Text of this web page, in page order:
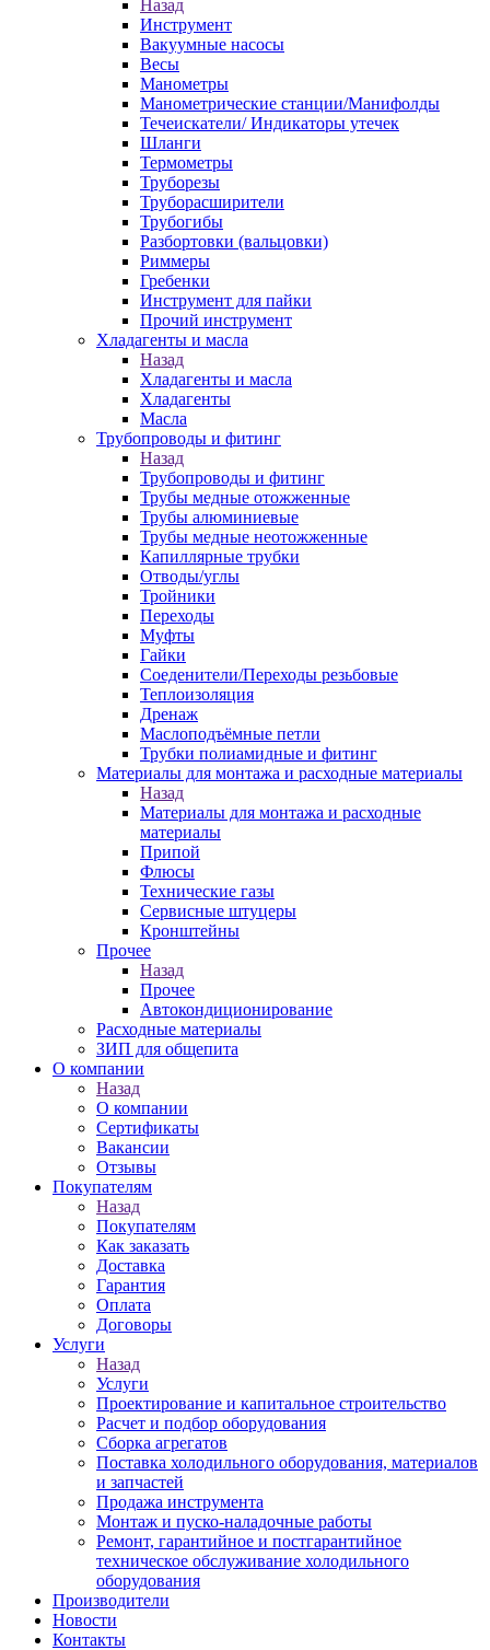
Назад
Инструмент
Вакуумные насосы
Весы
Манометры
Манометрические станции/Манифолды
Течеискатели/ Индикаторы утечек
Шланги
Термометры
Труборезы
Труборасширители
Трубогибы
Разбортовки (вальцовки)
Риммеры
Гребенки
Инструмент для пайки
Прочий инструмент
Хладагенты и масла
Назад
Хладагенты и масла
Хладагенты
Масла
Трубопроводы и фитинг
Назад
Трубопроводы и фитинг
Трубы медные отожженные
Трубы алюминиевые
Трубы медные неотожженные
Капиллярные трубки
Отводы/углы
Тройники
Переходы
Муфты
Гайки
Соеденители/Переходы резьбовые
Теплоизоляция
Дренаж
Маслоподъёмные петли
Трубки полиамидные и фитинг
Материалы для монтажа и расходные материалы
Назад
Материалы для монтажа и расходные
материалы
Припой
Флюсы
Технические газы
Сервисные штуцеры
Кронштейны
Прочее
Назад
Прочее
Автокондиционирование
Расходные материалы
ЗИП для общепита
О компании
Назад
О компании
Сертификаты
Вакансии
Отзывы
Покупателям
Назад
Покупателям
Как заказать
Доставка
Гарантия
Оплата
Договоры
Услуги
Назад
Услуги
Проектирование и капитальное строительство
Расчет и подбор оборудования
Сборка агрегатов
Поставка холодильного оборудования, материалов
и запчастей
Продажа инструмента
Монтаж и пуско-наладочные работы
Ремонт, гарантийное и постгарантийное
техническое обслуживание холодильного
оборудования
Производители
Новости
Контакты